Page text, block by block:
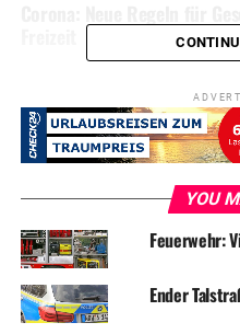
YOU
Feuerwehr:
Ender